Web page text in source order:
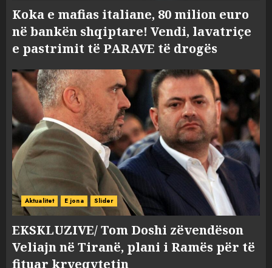
Koka e mafias italiane, 80 milion euro
në bankën shqiptare! Vendi, lavatriçe
e pastrimit të PARAVE të drogës
Aktualitet E jona Slider
EKSKLUZIVE/ Tom Doshi zëvendëson
Veliajn në Tiranë, plani i Ramës për të
fituar kryeqytetin